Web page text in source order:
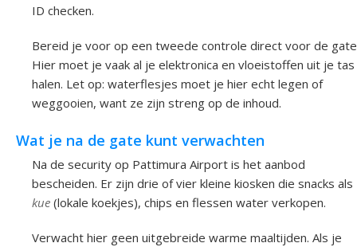
ID checken.
Bereid je voor op een tweede controle direct voor de
Hier moet je vaak al je elektronica en vloeistoffen uit je tas
halen. Let op: waterflesjes moet je hier echt legen of
weggooien, want ze zijn streng op de inhoud.
Wat je na de gate kunt verwachten
Na de security op Pattimura Airport is het aanbod
bescheiden. Er zijn drie of vier kleine kiosken die snacks als
kue (lokale koekjes), chips en flessen water verkopen.
Verwacht hier geen uitgebreide warme maaltijden. Als je